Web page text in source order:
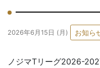
2026年6月15日 (月) お知ら
ノジマTリーグ2026-